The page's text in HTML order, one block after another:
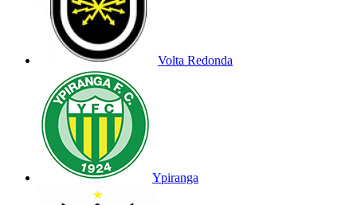
Volta Redonda
Ypiranga